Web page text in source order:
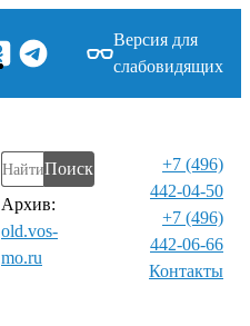
Версия для
слабовидящих
Поиск
Архив:
old.vos-
mo.ru
+7 (496)
442-04-50
+7 (496)
442-06-66
Контакты⁠